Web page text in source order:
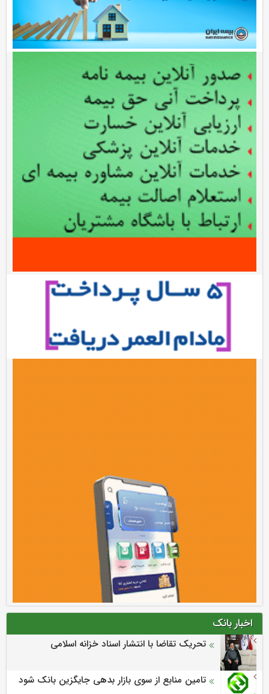
اخبار بانک
تحریک تقاضا با انتشار اسناد خزانه اسلامی
تامین منابع از سوی بازار بدهی جایگزین بانک شود